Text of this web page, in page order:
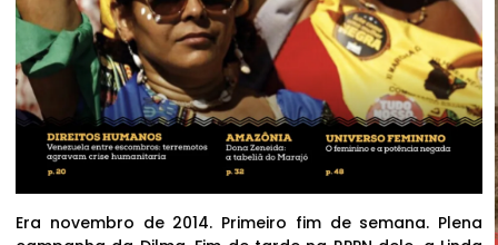
Era novembro de 2014. Primeiro fim de semana. Plena